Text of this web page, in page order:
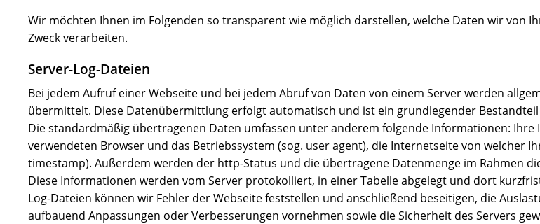
Wir möchten Ihnen im Folgenden so transparent wie möglich darstellen, welche Daten wir von
Zweck verarbeiten.
Server-Log-Dateien
Bei jedem Aufruf einer Webseite und bei jedem Abruf von Daten von einem Server werden
übermittelt. Diese Datenübermittlung erfolgt automatisch und ist ein grundlegender
Die standardmäßig übertragenen Daten umfassen unter anderem folgende Informationen:
verwendeten Browser und das Betriebssystem (sog. user agent), die Internetseite von welcher
timestamp). Außerdem werden der http-Status und die übertragene Datenmenge im Rahmen
Diese Informationen werden vom Server protokolliert, in einer Tabelle abgelegt und dort
Log-Dateien können wir Fehler der Webseite feststellen und anschließend beseitigen, die
aufbauend Anpassungen oder Verbesserungen vornehmen sowie die Sicherheit des Servers